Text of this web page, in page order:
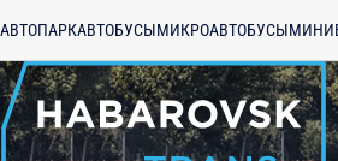
АВТОПАРКАВТОБУСЫМИКРОАВТОБУСЫ